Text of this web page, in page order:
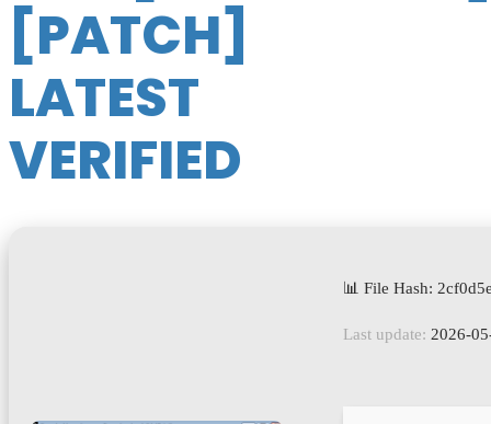
[PATCH]
LATEST
VERIFIED
📊 File Hash:
Last update: 2026-